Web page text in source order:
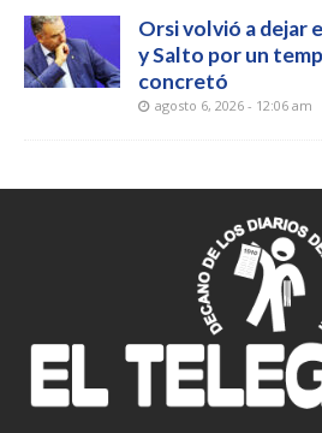
Orsi volvió a dejar
y Salto por un
concretó
agosto 6, 2026 - 12:06 am